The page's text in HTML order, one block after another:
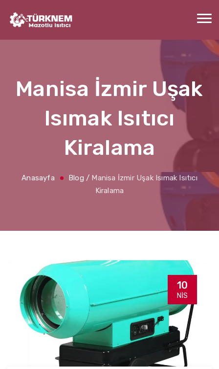
Manisa İzmir Uşak
Isımak Isıtıcı
Kiralama
Anasayfa Blog / Manisa İzmir Uşak Isımak Isıtıcı
Kiralama
10
NIS